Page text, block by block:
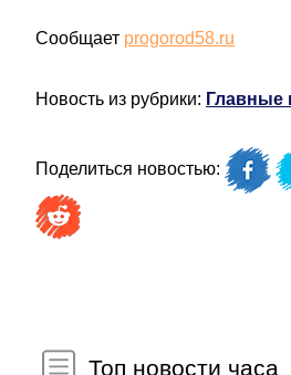
Сообщает progorod58.ru
Новость из рубрики: Главные
Поделиться новостью:
Топ новости часа